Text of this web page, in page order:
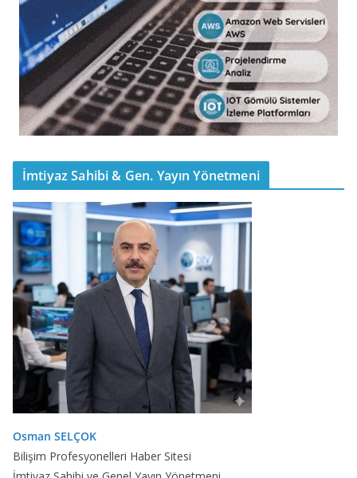
İmtiyaz Sahibi & Gen. Yayın Yönetmeni
Osman SELÇOK
Bilişim Profesyonelleri Haber Sitesi